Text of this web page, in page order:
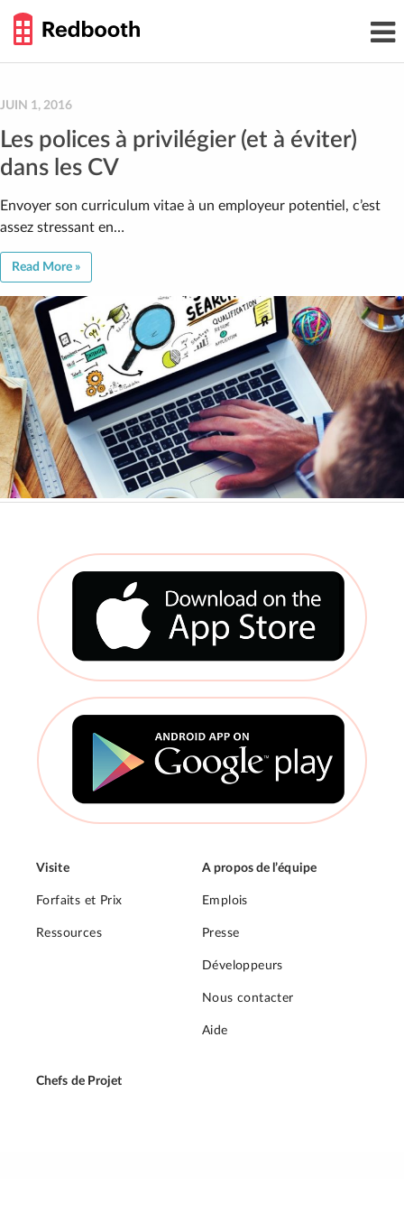
content
GUIDE
JUIN 1, 2016
Les polices à privilégier (et à éviter)
dans les CV
Envoyer son curriculum vitae à un employeur potentiel, c’est
assez stressant en…
Read More »
Visite
Forfaits et Prix
Ressources
A propos de l’équipe
Emplois
Presse
Développeurs
Nous contacter
Aide
Chefs de Projet